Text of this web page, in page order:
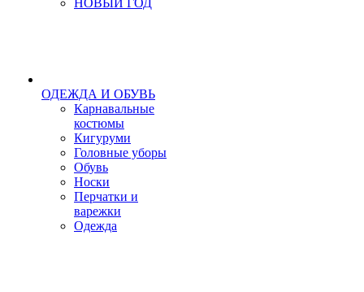
НОВЫЙ ГОД
ОДЕЖДА И ОБУВЬ
Карнавальные
костюмы
Кигуруми
Головные уборы
Обувь
Носки
Перчатки и
варежки
Одежда